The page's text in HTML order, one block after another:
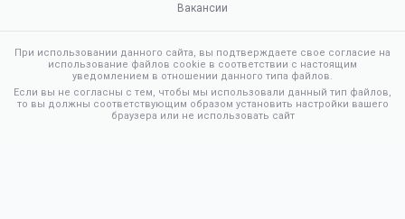
Вакансии
При использовании данного сайта, вы подтверждаете свое согласие на
использование файлов cookie в соответствии с настоящим
уведомлением в отношении данного типа файлов.
Если вы не согласны с тем, чтобы мы использовали данный тип файлов,
то вы должны соответствующим образом установить настройки вашего
браузера или не использовать сайт